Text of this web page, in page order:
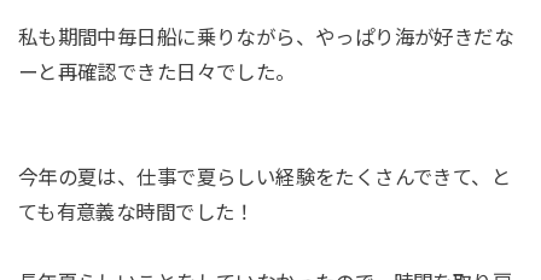
私も期間中毎日船に乗りながら、やっぱり海が好きだな
ーと再確認できた日々でした。
今年の夏は、仕事で夏らしい経験をたくさんできて、と
ても有意義な時間でした！